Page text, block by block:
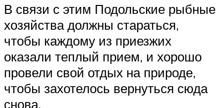
В связи с этим Подольские рыбные
хозяйства должны стараться,
чтобы каждому из приезжих
оказали теплый прием, и хорошо
провели свой отдых на природе,
чтобы захотелось вернуться сюда
снова.